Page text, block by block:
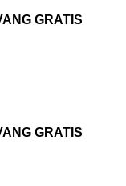
GRATIS
GRATIS